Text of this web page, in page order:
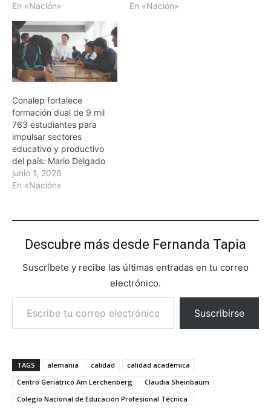
En «Nación»
En «Nación»
Conalep fortalece
formación dual de 9 mil
763 estudiantes para
impulsar sectores
educativo y productivo
del país: Mario Delgado
junio 1, 2026
En «Nación»
Descubre más desde Fernanda Tapia
Suscríbete y recibe las últimas entradas en tu correo
electrónico.
Escribe tu correo electrónico…
Suscribirse
TAGS alemania calidad
calidad académica
Centro Geriátrico Am Lerchenberg
Claudia Sheinbaum
Colegio Nacional de Educación Profesional Técnica